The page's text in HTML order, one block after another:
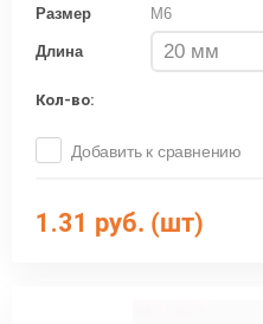
Размер M6
Длина
Кол-во:
Добавить к сравнению
1.31 руб. (шт)